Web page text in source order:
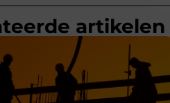
artikelen